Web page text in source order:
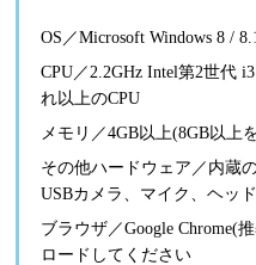
OS／Microsoft Windows 8 /
CPU／2.2GHz Intel第2世代
れ以上のCPU
メモリ／4GB以上(8GB以上
その他ハードウェア／内蔵
USBカメラ、マイク、ヘッ
ブラウザ／Google Chrome(
ロードしてください